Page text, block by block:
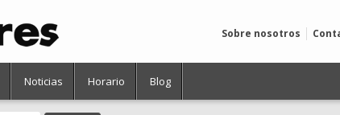
Sobre nosotros
Noticias Horario Blog